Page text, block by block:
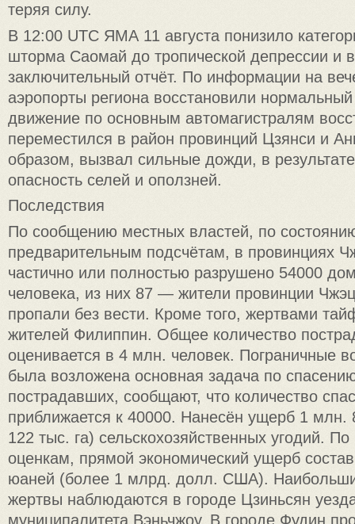
теряя силу.
В 12:00 UTC ЯМА 11 августа понизило
шторма Саомай до тропической депрессии и
заключительный отчёт. По информации на
аэропорты региона восстановили
движение по основным автомагистралям
переместился в район провинций Цзянси и
образом, вызвал сильные дожди, в
опасность селей и оползней.
Последствия
По сообщению местных властей, по
предварительным подсчётам, в провинциях
частично или полностью разрушено 54000
человека, из них 87 — жители провинции
пропали без вести. Кроме того, жертвами
жителей Филиппин. Общее количество
оценивается в 4 млн. человек. Пограничные
была возложена основная задача по
пострадавших, сообщают, что количество
приближается к 40000. Нанесён ущерб 1 млн.
122 тыс. га) сельскохозяйственных угодий.
оценкам, прямой экономический ущерб
юаней (более 1 млрд. долл. США).
жертвы наблюдаются в городе Цзиньсян
муниципалитета Вэньчжоу. В городе Фудин